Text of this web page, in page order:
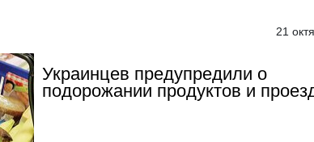
21
Украинцев предупредили о
подорожании продуктов и